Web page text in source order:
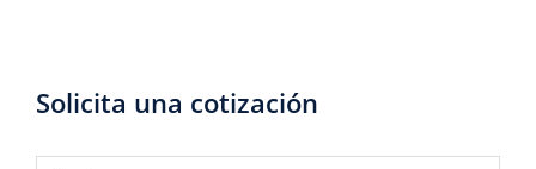
Solicita una cotización